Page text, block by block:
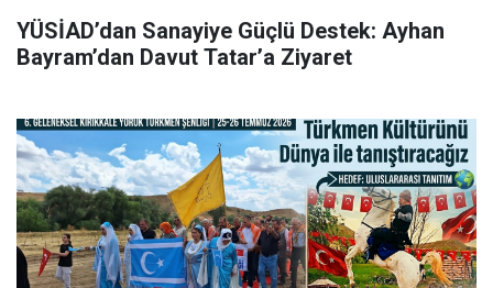
YÜSİAD’dan Sanayiye Güçlü Destek: Ayhan
Bayram’dan Davut Tatar’a Ziyaret